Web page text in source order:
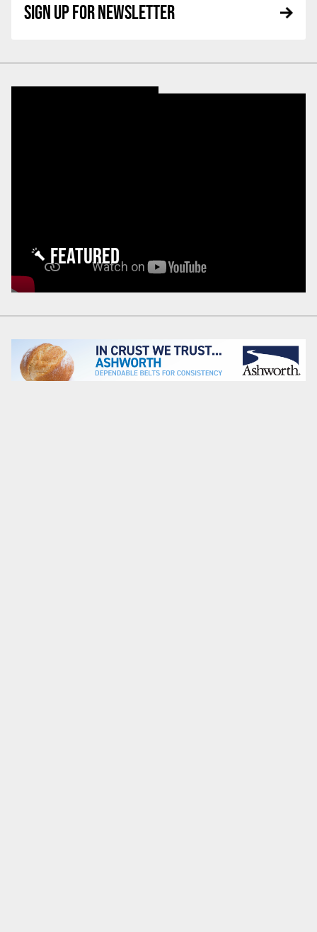
SIGN UP FOR NEWSLETTER
FEATURED